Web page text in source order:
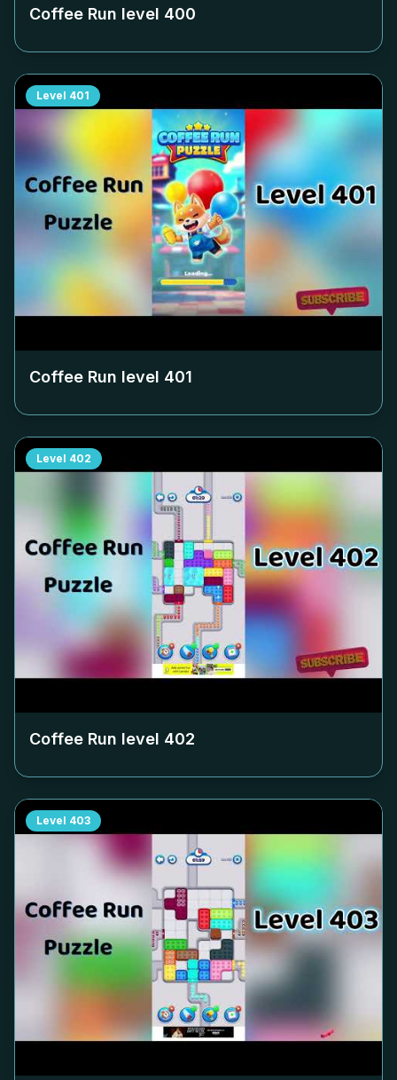
Coffee Run level 400
Level 401
Coffee Run level 401
Level 402
Coffee Run level 402
Level 403